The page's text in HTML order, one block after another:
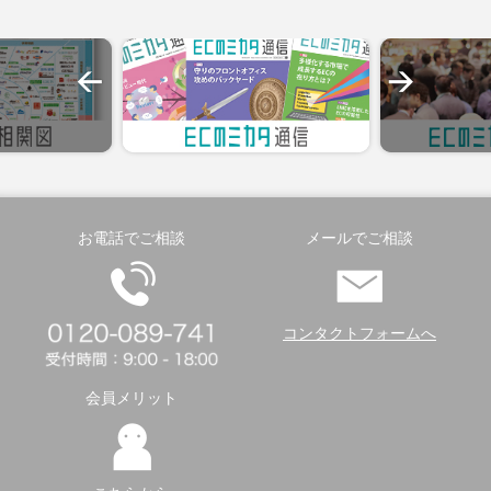
お電話でご相談 メールでご相談
コンタクトフォームへ
会員メリット